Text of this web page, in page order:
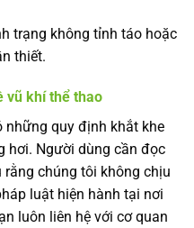
trạng không tỉnh táo hoặc
thiết.
vũ khí thể thao
những quy định khắt khe
hơi. Người dùng cần đọc
rằng chúng tôi không chịu
luật hiện hành tại nơi
luôn liên hệ với cơ quan